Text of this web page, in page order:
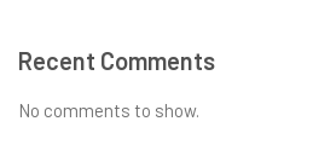
Recent Comments
No comments to show.